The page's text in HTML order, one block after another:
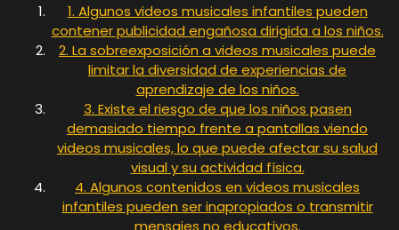
1. Algunos videos musicales infantiles pueden
contener publicidad engañosa dirigida a los niños.
2. La sobreexposición a videos musicales puede
limitar la diversidad de experiencias de
aprendizaje de los niños.
3. Existe el riesgo de que los niños pasen
demasiado tiempo frente a pantallas viendo
videos musicales, lo que puede afectar su salud
visual y su actividad física.
4. Algunos contenidos en videos musicales
infantiles pueden ser inapropiados o transmitir
mensajes no educativos.